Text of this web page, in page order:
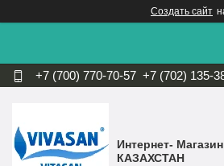
Создать сайт
+7 (700) 770-70-57 +7 (702) 135-
Интернет-
КАЗАХСТАН